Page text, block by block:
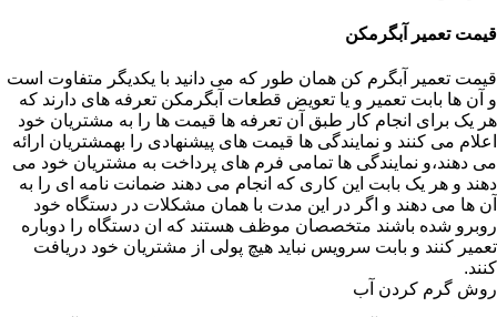
قیمت تعمیر آبگرمکن
قیمت تعمیر آبگرم کن همان طور که می دانید با یکدیگر متفاوت است
و آن ها بابت تعمیر و یا تعویض قطعات آبگرمکن تعرفه های دارند که
هر یک برای انجام کار طبق آن تعرفه ها قیمت ها را به مشتریان خود
اعلام می کنند و نمایندگی ها قیمت های پیشنهادی را بهمشتریان ارائه
می دهند،و نمایندگی ها تمامی فرم های پرداخت به مشتریان خود می
دهند و هر یک بابت این کاری که انجام می دهند ضمانت نامه ای را به
آن ها می دهند و اگر در این مدت با همان مشکلات در دستگاه خود
روبرو شده باشند متخصصان موظف هستند که ان دستگاه را دوباره
تعمیر کنند و بابت سرویس نباید هیچ پولی از مشتریان خود دریافت
کنند.
روش گرم کردن آب